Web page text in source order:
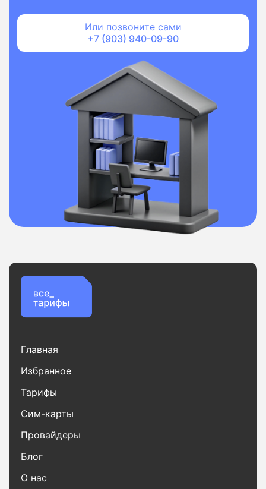
Или позвоните сами
+7 (903) 940-09-90
Главная
Избранное
Тарифы
Сим-карты
Провайдеры
Блог
О нас